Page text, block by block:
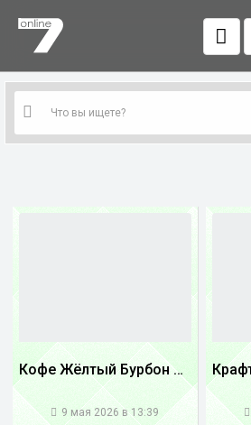
Кофе Жёлтый Бурбон Бразилия
9 мая 2026 в 13:39